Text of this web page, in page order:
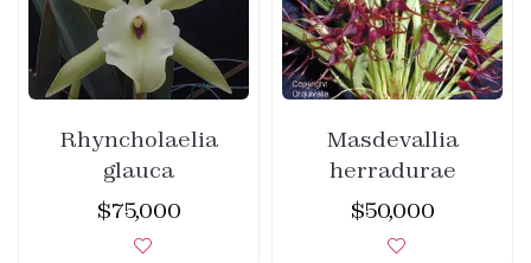
Rhyncholaelia
glauca
$75,000
Masdevallia
herradurae
$50,000